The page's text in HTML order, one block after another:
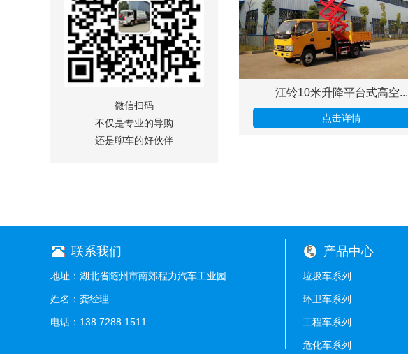
微信扫码
不仅是专业的导购
还是聊车的好伙伴
江铃10米升降平台式高空...
点击详情
联系我们
地址：湖北省随州市南郊程力汽车工业园
姓名：龚经理
电话：138 7288 1511
产品中心
垃圾车系列
环卫车系列
工程车系列
危化车系列